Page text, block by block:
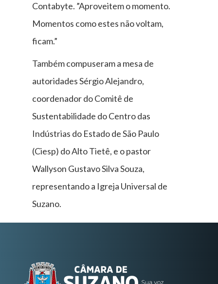
Contabyte. ”Aproveitem o momento.
Momentos como estes não voltam,
ficam.”
Também compuseram a mesa de
autoridades Sérgio Alejandro,
coordenador do Comitê de
Sustentabilidade do Centro das
Indústrias do Estado de São Paulo
(Ciesp) do Alto Tietê, e o pastor
Wallyson Gustavo Silva Souza,
representando a Igreja Universal de
Suzano.